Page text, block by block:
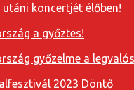
utáni koncertjét élőben!
a győztes!
győzelme a
2023 Döntő